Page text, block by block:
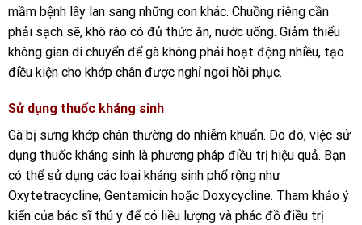
mầm bệnh lây lan sang những con khác. Chuồng riêng cần
phải sạch sẽ, khô ráo có đủ thức ăn, nước uống. Giảm thiểu
không gian di chuyển để gà không phải hoạt động nhiều, tạo
điều kiện cho khớp chân được nghỉ ngơi hồi phục.
Sử dụng thuốc kháng sinh
Gà bị sưng khớp chân thường do nhiễm khuẩn. Do đó, việc sử
dụng thuốc kháng sinh là phương pháp điều trị hiệu quả. Bạn
có thể sử dụng các loại kháng sinh phổ rộng như
Oxytetracycline, Gentamicin hoặc Doxycycline. Tham khảo ý
kiến của bác sĩ thú y để có liều lượng và phác đồ điều trị